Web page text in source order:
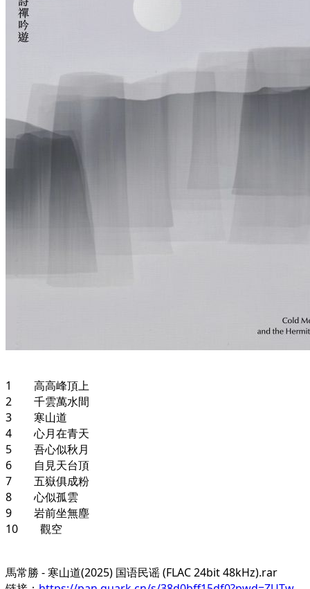
1 高高峰頂上
2 千雲萬水間
3 寒山道
4 心月在青天
5 吾心似秋月
6 自見天台頂
7 五嶽俱成粉
8 心似孤雲
9 岩前坐無塵
10 觀空
馬常勝 - 寒山道(2025) 国语民谣 (FLAC 24bit 48kHz).rar